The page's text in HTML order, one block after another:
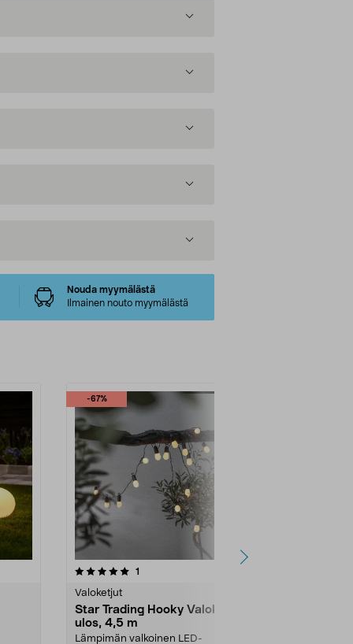
Nouda myymälästä
Ilmainen nouto myymälästä
-67%
1
Valoketjut
Star Trading Hooky Valoketju
ulos, 4,5 m
Lämpimän valkoinen LED-
4.0 viidestä